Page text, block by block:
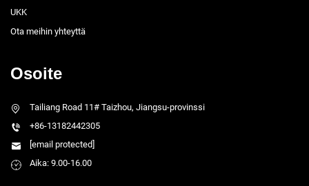
UKK
Ota meihin yhteyttä
Osoite
Tailiang Road 11# Taizhou, Jiangsu-provinssi
+86-13182442305
[email protected]
Aika: 9.00-16.00